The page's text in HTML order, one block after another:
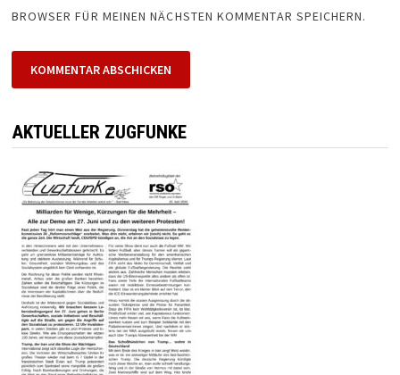
BROWSER FÜR MEINEN NÄCHSTEN KOMMENTAR SPEICHERN.
AKTUELLER ZUGFUNKE